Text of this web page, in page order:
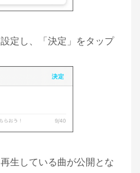
定し、「決定」をタップ
生している曲が公開とな